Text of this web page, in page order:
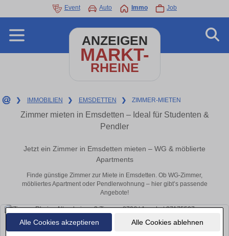
Alle Cookies akzeptieren Alle Cookies ablehnen
Event Auto Immo Job
ANZEIGEN
MARKT-
RHEINE
❯ IMMOBILIEN ❯ EMSDETTEN ❯ ZIMMER-MIETEN
Zimmer mieten in Emsdetten – Ideal für Studenten &
Pendler
Jetzt ein Zimmer in Emsdetten mieten – WG & möblierte
Apartments
Finde günstige Zimmer zur Miete in Emsdetten. Ob WG-Zimmer,
möbliertes Apartment oder Pendlerwohnung – hier gibt’s passende
Angebote!